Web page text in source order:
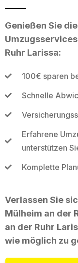
Genießen Sie
Ruhr Larissa:
100€ sparen
Schnelle
Erfahrene
unterstützen
Komplette
Verlassen Sie
Mülheim an der
an der Ruhr
wie möglich zu